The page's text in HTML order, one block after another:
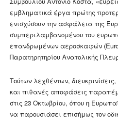
εμβληματικά έργα πρώτης
ενισχύσουν την ασφάλεια της
συμπεριλαμβανομένου του
επανδρωμένων αεροσκαφών
Παρατηρητηρίου Ανατολικής
Τούτων λεχθέντων,
και πιθανές αποφάσεις
στις 23 Οκτωβρίου, όπου η
να παρουσιάσει επισήμως τον